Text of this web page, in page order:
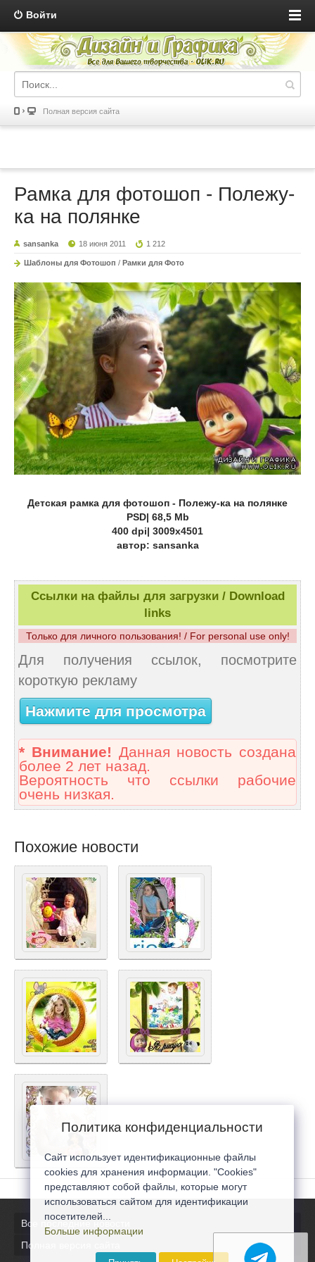
Войти
Полная версия сайта
Рамка для фотошоп - Полежу-
ка на полянке
sansanka 18 июня 2011 1 212
Шаблоны для Фотошоп / Рамки для Фото
Детская рамка для фотошоп - Полежу-ка на полянке
PSD| 68,5 Mb
400 dpi| 3009x4501
автор: sansanka
Ссылки на файлы для загрузки / Download
links
Только для личного пользования! / For personal use only!
Для получения ссылок, посмотрите
короткую рекламу
Нажмите для просмотра
* Внимание! Данная новость создана
более 2 лет назад.
Вероятность что ссылки рабочие
очень низкая.
Похожие новости
Все последние новости
Полная версия сайта
Политика конфиденциальности
Сайт использует идентификационные файлы
cookies для хранения информации. "Cookies"
представляют собой файлы, которые могут
использоваться сайтом для идентификации
посетителей...
Больше информации